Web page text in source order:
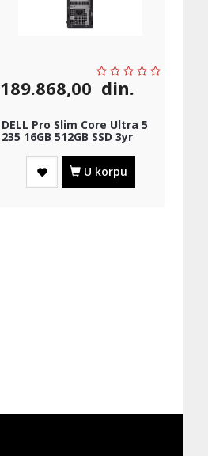
189.868,00 din.
DELL Pro Slim Core Ultra 5
235 16GB 512GB SSD 3yr
U korpu